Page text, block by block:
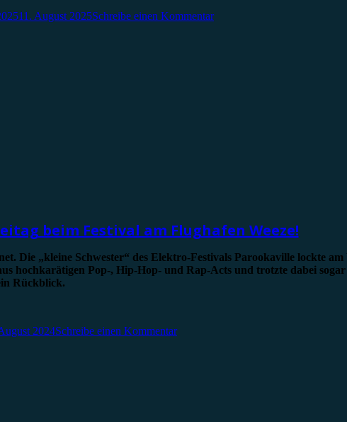
11. August 2025Schreibe einen Kommentar
beim Festival am Flughafen Weeze!
Die „kleine Schwester“ des Elektro-Festivals Parookaville lockte am
hochkarätigen Pop-, Hip-Hop- und Rap-Acts und trotzte dabei
Rückblick.
2024Schreibe einen Kommentar